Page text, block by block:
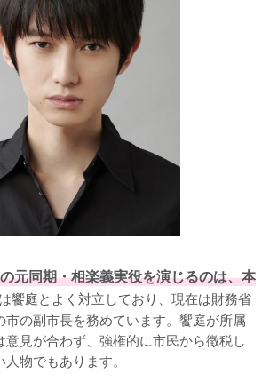
元同期・相楽義実役を演じるのは、本
饗庭とよく対立しており、現在は財務省
の副市長を務めています。饗庭が所属
見が合わず、強権的に市民から徴税し
物でもあります。